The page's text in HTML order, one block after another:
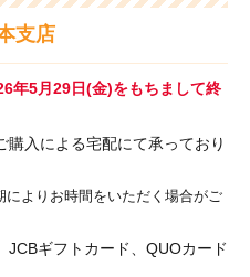
支店
年5月29日(金)をもちまして終
入による宅配にて承っており
よりお時間をいただく場合がご
JCBギフトカード、QUOカード